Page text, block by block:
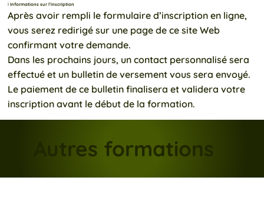
ℹ️ Informations sur l’inscription
Après avoir rempli le formulaire d’inscription en ligne,
vous serez redirigé sur une page de ce site Web
confirmant votre demande.
Dans les prochains jours, un contact personnalisé sera
effectué et un bulletin de versement vous sera envoyé.
Le paiement de ce bulletin finalisera et validera votre
inscription avant le début de la formation.
Autres formations